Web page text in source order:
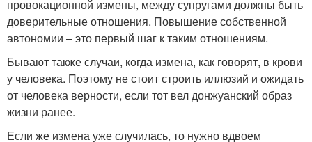
провокационной измены, между супругами должны быть
доверительные отношения. Повышение собственной
автономии – это первый шаг к таким отношениям.
Бывают также случаи, когда измена, как говорят, в крови
у человека. Поэтому не стоит строить иллюзий и ожидать
от человека верности, если тот вел донжуанский образ
жизни ранее.
Если же измена уже случилась, то нужно вдвоем